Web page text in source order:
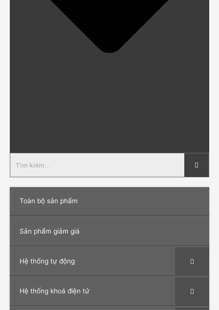
Toàn bộ sản phẩm
Sản phẩm giảm giá
Hệ thống tự động
Hệ thống khoá điện tử